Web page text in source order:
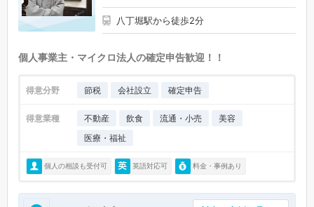
八丁堀駅から徒歩2分
個人事業主・マイクロ法人の確定申告歓迎！！
得意分野 節税 会社設立 確定申告
得意業種 不動産 飲食 流通・小売
美容
医療・福祉
個人の相談も受付可 英語対応可 料金・事例あり